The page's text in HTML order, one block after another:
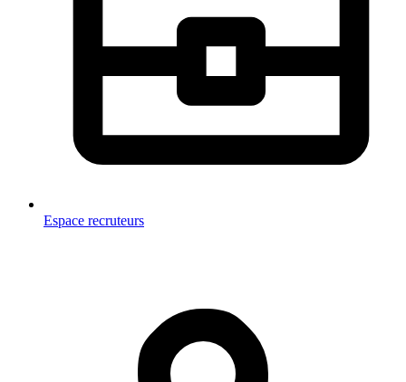
Espace recruteurs